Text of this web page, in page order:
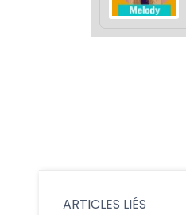
ARTICLES LIÉS